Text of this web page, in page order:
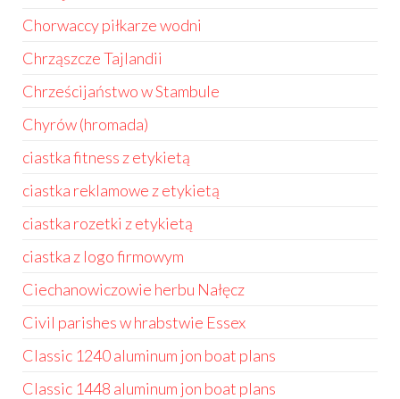
Chorwaccy piłkarze wodni
Chrząszcze Tajlandii
Chrześcijaństwo w Stambule
Chyrów (hromada)
ciastka fitness z etykietą
ciastka reklamowe z etykietą
ciastka rozetki z etykietą
ciastka z logo firmowym
Ciechanowiczowie herbu Nałęcz
Civil parishes w hrabstwie Essex
Classic 1240 aluminum jon boat plans
Classic 1448 aluminum jon boat plans